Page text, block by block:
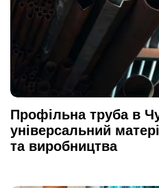
Профільна труба в
універсальний
та виробництва